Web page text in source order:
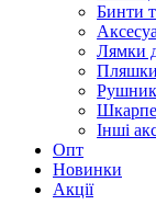
Бинти
Лямки
Інші
Опт
Новинки
Акції